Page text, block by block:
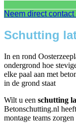
Neem direct contact
Schutting
In en rond
ondergrond hoe
elke paal aan met
in de grond staat
Wilt u een schutting
Betonschutting.nl
montage teams